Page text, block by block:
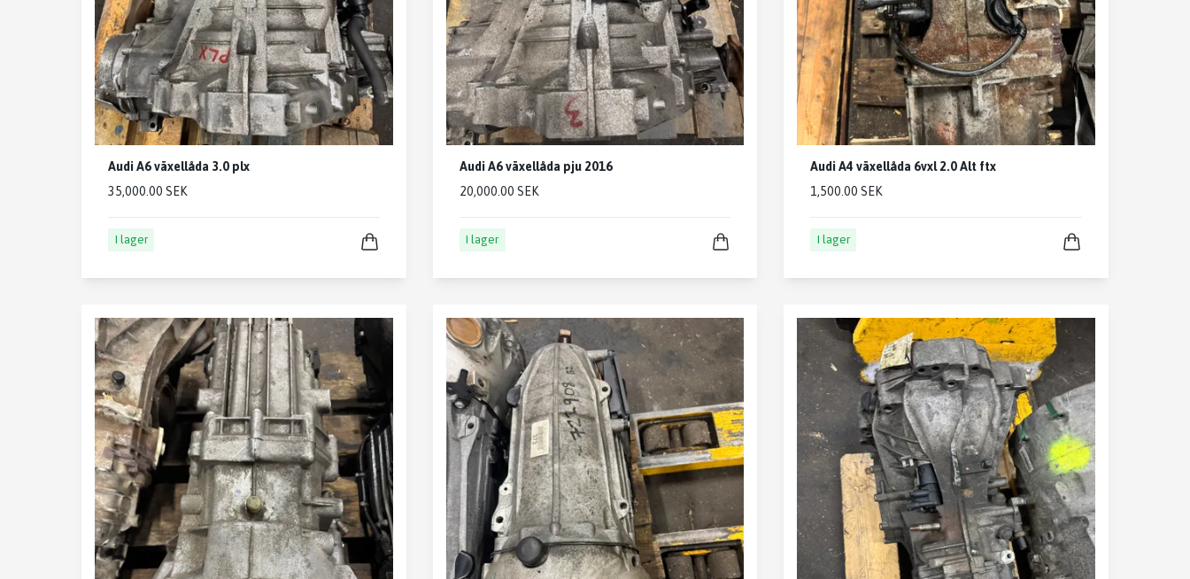
Audi A6 växellåda 3.0 plx
35,000.00 SEK
I lager
Audi A6 växellåda pju 2016
20,000.00 SEK
I lager
Audi A4 växellåda 6vxl 2.0 Alt ftx
1,500.00 SEK
I lager